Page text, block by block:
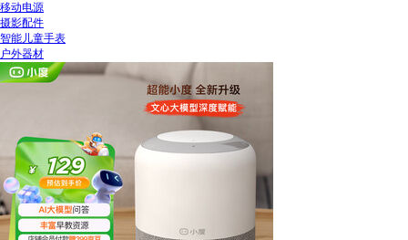
移动电源
摄影配件
智能儿童手表
户外器材